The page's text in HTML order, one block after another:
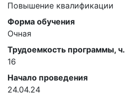
Повышение квалификации
Форма обучения
Очная
Трудоемкость программы, ч.
16
Начало проведения
24.04.24